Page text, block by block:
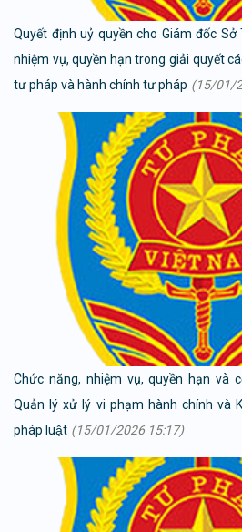
Quyết định uỷ quyền cho Giám đốc
nhiệm vụ, quyền hạn trong giải quyết
tư pháp và hành chính tư pháp (15/01/
Chức năng, nhiệm vụ, quyền hạn và
Quản lý xử lý vi phạm hành chính và
pháp luật (15/01/2026 15:17)